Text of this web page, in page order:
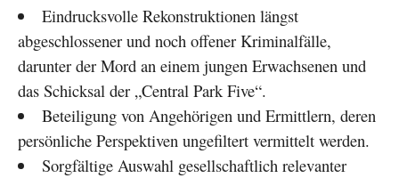
Eindrucksvolle Rekonstruktionen längst
abgeschlossener und noch offener Kriminalfälle,
darunter der Mord an einem jungen Erwachsenen und
das Schicksal der „Central Park Five“.
Beteiligung von Angehörigen und Ermittlern, deren
persönliche Perspektiven ungefiltert vermittelt werden.
Sorgfältige Auswahl gesellschaftlich relevanter